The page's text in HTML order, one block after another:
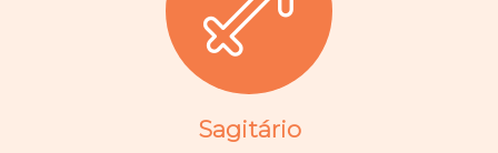
Sagitário